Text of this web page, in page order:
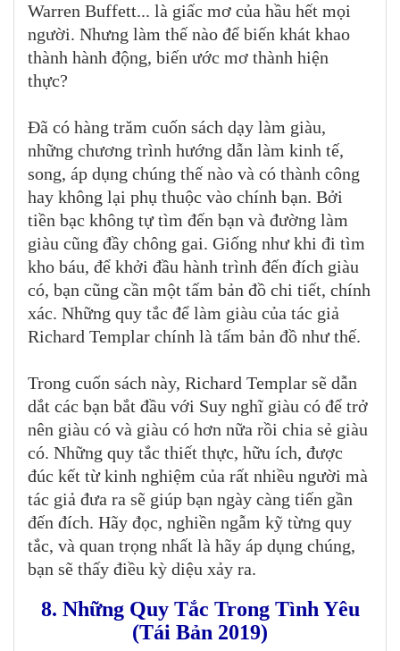
Warren Buffett... là giấc mơ của hầu hết mọi
người. Nhưng làm thế nào để biến khát khao
thành hành động, biến ước mơ thành hiện
thực?
Đã có hàng trăm cuốn sách dạy làm giàu,
những chương trình hướng dẫn làm kinh tế,
song, áp dụng chúng thế nào và có thành công
hay không lại phụ thuộc vào chính bạn. Bởi
tiền bạc không tự tìm đến bạn và đường làm
giàu cũng đầy chông gai. Giống như khi đi tìm
kho báu, để khởi đầu hành trình đến đích giàu
có, bạn cũng cần một tấm bản đồ chi tiết, chính
xác. Những quy tắc để làm giàu của tác giả
Richard Templar chính là tấm bản đồ như thế.
Trong cuốn sách này, Richard Templar sẽ dẫn
dắt các bạn bắt đầu với Suy nghĩ giàu có để trở
nên giàu có và giàu có hơn nữa rồi chia sẻ giàu
có. Những quy tắc thiết thực, hữu ích, được
đúc kết từ kinh nghiệm của rất nhiều người mà
tác giả đưa ra sẽ giúp bạn ngày càng tiến gần
đến đích. Hãy đọc, nghiền ngẫm kỹ từng quy
tắc, và quan trọng nhất là hãy áp dụng chúng,
bạn sẽ thấy điều kỳ diệu xảy ra.
8. Những Quy Tắc Trong Tình Yêu
(Tái Bản 2019)